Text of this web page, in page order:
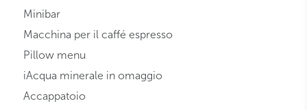
Minibar
Macchina per il caffé espresso
Pillow menu
iAcqua minerale in omaggio
Accappatoio